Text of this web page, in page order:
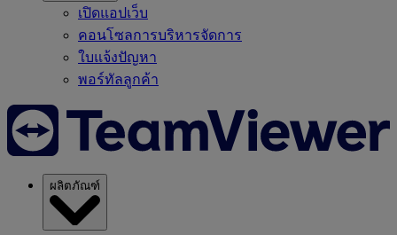
เปิดแอปเว็บ
คอนโซลการบริหารจัดการ
ใบแจ้งปัญหา
พอร์ทัลลูกค้า
ผลิตภัณฑ์